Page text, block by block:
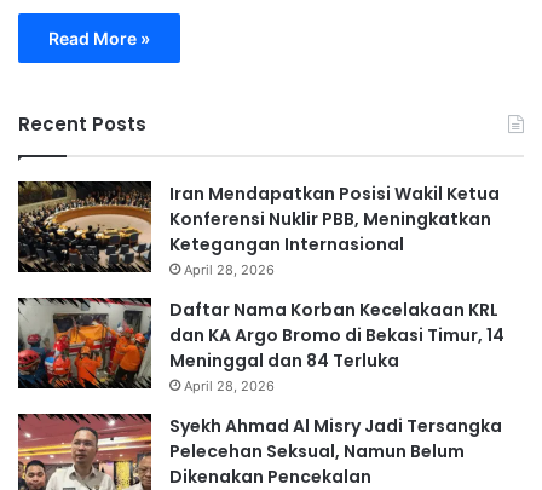
Read More »
Recent Posts
Iran Mendapatkan Posisi Wakil Ketua
Konferensi Nuklir PBB, Meningkatkan
Ketegangan Internasional
April 28, 2026
Daftar Nama Korban Kecelakaan KRL
dan KA Argo Bromo di Bekasi Timur, 14
Meninggal dan 84 Terluka
April 28, 2026
Syekh Ahmad Al Misry Jadi Tersangka
Pelecehan Seksual, Namun Belum
Dikenakan Pencekalan